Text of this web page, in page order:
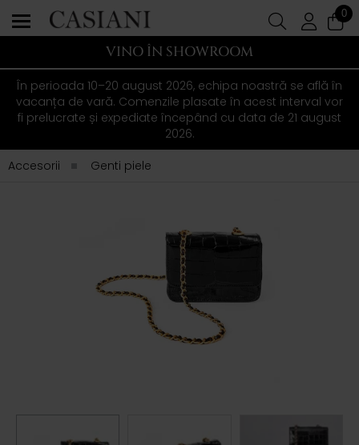
0
VINO ÎN SHOWROOM
În perioada 10–20 august 2026, echipa noastră se află în
vacanța de vară. Comenzile plasate în acest interval vor
fi prelucrate și expediate începând cu data de 21 august
2026.
Accesorii
Genti piele